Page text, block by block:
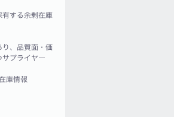
有する余剰在庫
り、品質面・価
サプライヤー
庫情報